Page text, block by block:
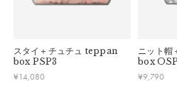
す。
午前9時以降のご注文は、【翌営
している場合お断りさせていた
・お客様のイメージ違いによる返
・刺しゅうを入れた商品、ラッピ
スタイ＋チュチュ teppan
box PSP3
¥14,080
ニット帽
box
¥9,790